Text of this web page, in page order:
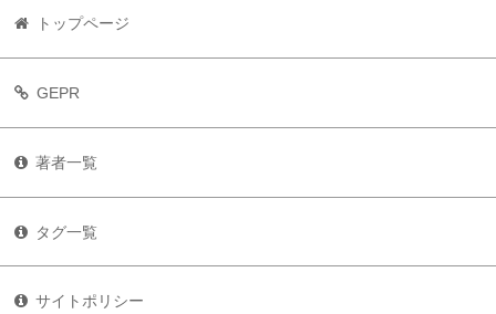
トップページ
GEPR
著者一覧
タグ一覧
サイトポリシー